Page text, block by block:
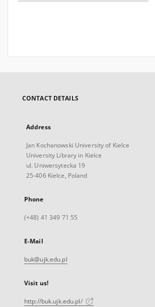
CONTACT DETAILS
Address
Jan Kochanowski University of Kielce
University Library in Kielce
ul. Uniwersytecka 19
25-406 Kielce, Poland
Phone
(+48) 41 349 71 55
E-Mail
buk@ujk.edu.pl
Visit us!
http://buk.ujk.edu.pl/